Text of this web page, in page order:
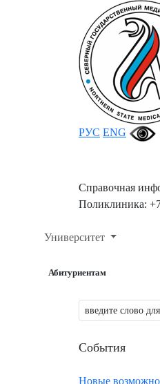
РУС ENG
Справочная
Поликлиника:
Университет
Абитуриентам
События
Новые